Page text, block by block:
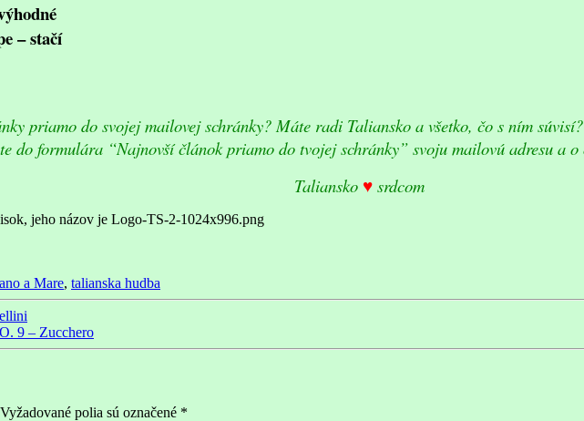
– stačí
priamo do svojej mailovej schránky? Máte radi Taliansko a všetko, čo s ním
do formulára “Najnovší článok priamo do tvojej schránky” svoju mailovú adresu a o
Taliansko ♥srdcom
a Mare, talianska hudba
9 – Zucchero
Vyžadované polia sú označené *